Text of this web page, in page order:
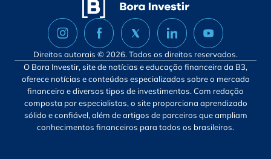
Direitos autorais © 2026. Todos os direitos reservados.
O Bora Investir, site de notícias e educação financeira da B3,
oferece notícias e conteúdos especializados sobre o mercado
financeiro e diversos tipos de investimentos. Com redação
composta por especialistas, o site proporciona aprendizado
sólido e confiável, além de artigos de parceiros que ampliam
conhecimentos financeiros para todos os brasileiros.